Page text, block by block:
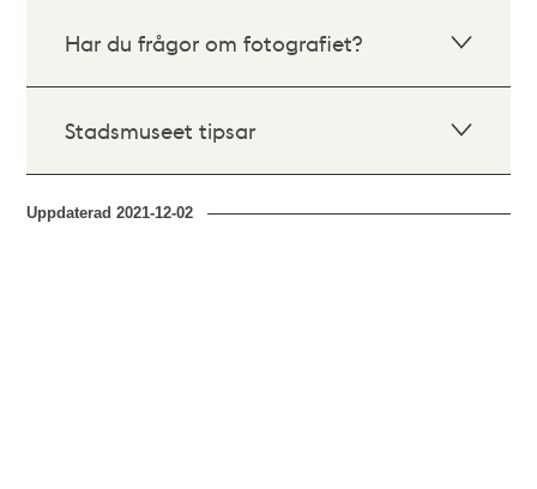
Har du frågor om fotografiet?
Stadsmuseet tipsar
Uppdaterad2021-12-02